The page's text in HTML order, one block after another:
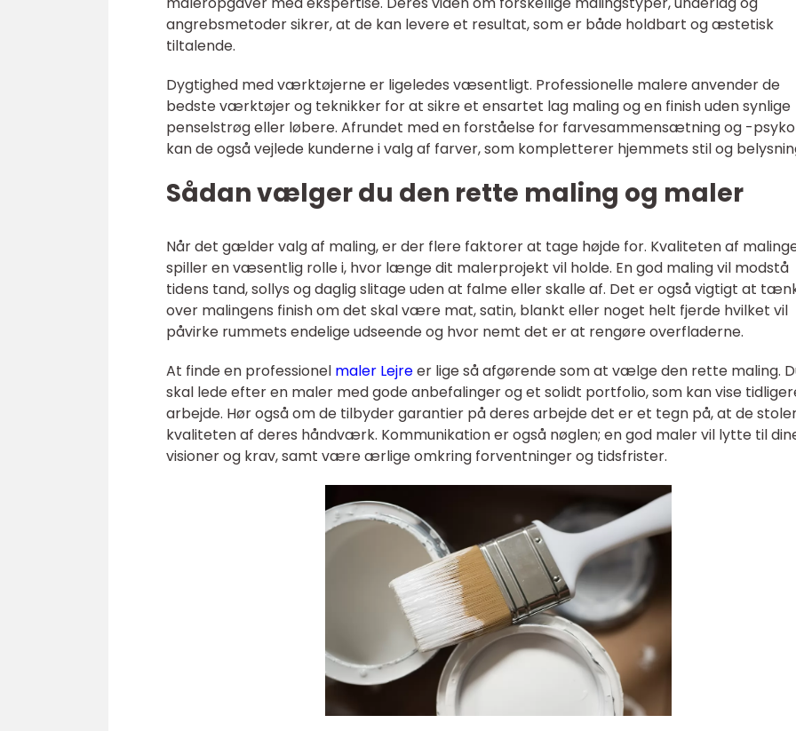
angrebsmetoder sikrer, at de kan levere et resultat, som er både holdbart og æstetisk
tiltalende.
Dygtighed med værktøjerne er ligeledes væsentligt. Professionelle malere anvender de
bedste værktøjer og teknikker for at sikre et ensartet lag maling og en finish uden synlige
penselstrøg eller løbere. Afrundet med en forståelse for farvesammensætning og -
kan de også vejlede kunderne i valg af farver, som kompletterer hjemmets stil og
Sådan vælger du den rette maling og maler
Når det gælder valg af maling, er der flere faktorer at tage højde for. Kvaliteten af
spiller en væsentlig rolle i, hvor længe dit malerprojekt vil holde. En god maling vil modstå
tidens tand, sollys og daglig slitage uden at falme eller skalle af. Det er også vigtigt at
over malingens finish om det skal være mat, satin, blankt eller noget helt fjerde hvilket vil
påvirke rummets endelige udseende og hvor nemt det er at rengøre overfladerne.
At finde en professionel maler Lejreer lige så afgørende som at vælge den rette maling.
skal lede efter en maler med gode anbefalinger og et solidt portfolio, som kan vise
arbejde. Hør også om de tilbyder garantier på deres arbejde det er et tegn på, at de
kvaliteten af deres håndværk. Kommunikation er også nøglen; en god maler vil lytte til
visioner og krav, samt være ærlige omkring forventninger og tidsfrister.